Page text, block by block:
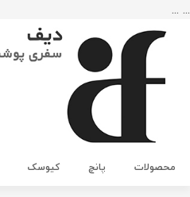
... ...
محصولات پانچ کیوسک